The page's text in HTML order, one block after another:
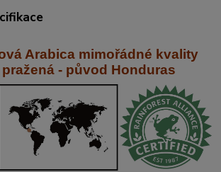
Arabica mimořádné kvality
ená - původ Honduras